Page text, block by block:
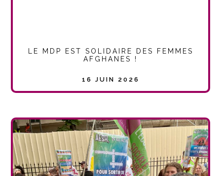
LE MDP EST SOLIDAIRE DES FEMMES
AFGHANES !
16 JUIN 2026